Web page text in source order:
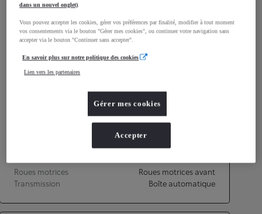
Consommation mixte 4,1L/100 km
Accélération 0-100km/h
Roues motrices
Roues motrices avant
Transmission
Boîte automatique
dans un nouvel onglet).
Vous pouvez accepter les cookies, gérer vos préférences par finalité, modifier à tout moment
vos consentements via le bouton "Gérer mes cookies", ou continuer votre navigation sans
accepter via le bouton "Continuer sans accepter".
En savoir plus sur notre politique des cookies
Lien vers les partenaires
Gérer mes cookies
Accepter